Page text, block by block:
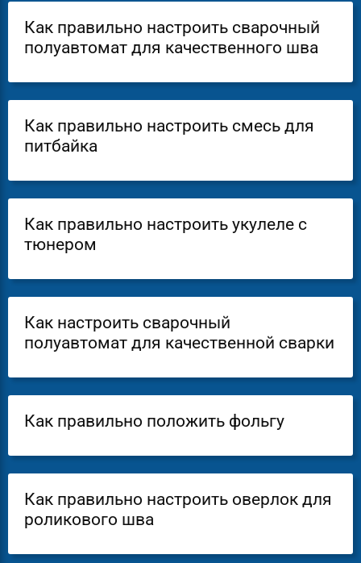
Как правильно настроить сварочный
полуавтомат для качественного шва
Как правильно настроить смесь для
питбайка
Как правильно настроить укулеле с
тюнером
Как настроить сварочный
полуавтомат для качественной сварки
Как правильно положить фольгу
Как правильно настроить оверлок для
роликового шва